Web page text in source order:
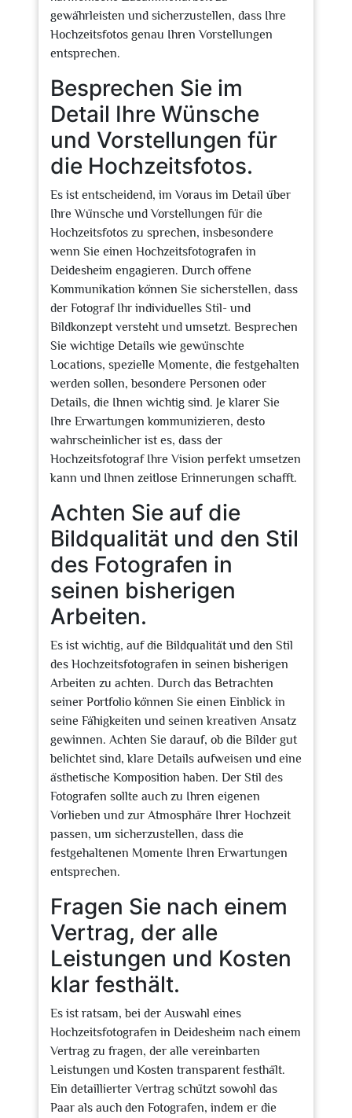
gewährleisten und sicherzustellen, dass Ihre
Hochzeitsfotos genau Ihren Vorstellungen
entsprechen.
Besprechen Sie im
Detail Ihre Wünsche
und Vorstellungen für
die Hochzeitsfotos.
Es ist entscheidend, im Voraus im Detail über
Ihre Wünsche und Vorstellungen für die
Hochzeitsfotos zu sprechen, insbesondere
wenn Sie einen Hochzeitsfotografen in
Deidesheim engagieren. Durch offene
Kommunikation können Sie sicherstellen, dass
der Fotograf Ihr individuelles Stil- und
Bildkonzept versteht und umsetzt. Besprechen
Sie wichtige Details wie gewünschte
Locations, spezielle Momente, die festgehalten
werden sollen, besondere Personen oder
Details, die Ihnen wichtig sind. Je klarer Sie
Ihre Erwartungen kommunizieren, desto
wahrscheinlicher ist es, dass der
Hochzeitsfotograf Ihre Vision perfekt umsetzen
kann und Ihnen zeitlose Erinnerungen schafft.
Achten Sie auf die
Bildqualität und den Stil
des Fotografen in
seinen bisherigen
Arbeiten.
Es ist wichtig, auf die Bildqualität und den Stil
des Hochzeitsfotografen in seinen bisherigen
Arbeiten zu achten. Durch das Betrachten
seiner Portfolio können Sie einen Einblick in
seine Fähigkeiten und seinen kreativen Ansatz
gewinnen. Achten Sie darauf, ob die Bilder gut
belichtet sind, klare Details aufweisen und eine
ästhetische Komposition haben. Der Stil des
Fotografen sollte auch zu Ihren eigenen
Vorlieben und zur Atmosphäre Ihrer Hochzeit
passen, um sicherzustellen, dass die
festgehaltenen Momente Ihren Erwartungen
entsprechen.
Fragen Sie nach einem
Vertrag, der alle
Leistungen und Kosten
klar festhält.
Es ist ratsam, bei der Auswahl eines
Hochzeitsfotografen in Deidesheim nach einem
Vertrag zu fragen, der alle vereinbarten
Leistungen und Kosten transparent festhält.
Ein detaillierter Vertrag schützt sowohl das
Paar als auch den Fotografen, indem er die